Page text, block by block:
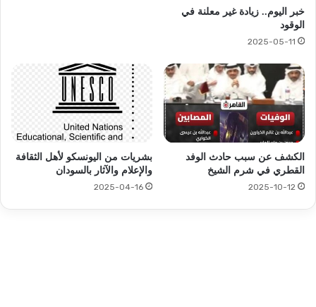
خبر اليوم.. زيادة غير معلنة في
الوقود
2025-05-11
الكشف عن سبب حادث الوفد
القطري في شرم الشيخ
2025-10-12
بشريات من اليونسكو لأهل الثقافة
والإعلام والآثار بالسودان
2025-04-16